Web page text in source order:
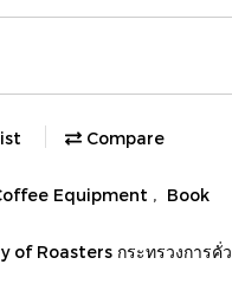
Compare
Equipment , Book
of Roasters กระทรวงการคั่ว